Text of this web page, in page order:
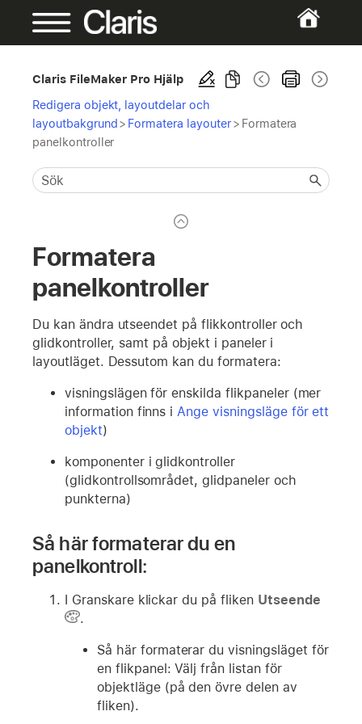
Claris FileMaker Pro Hjälp
Redigera objekt, layoutdelar och
layoutbakgrund> Formatera layouter> Formatera
panelkontroller
Formatera
panelkontroller
Du kan ändra utseendet på flikkontroller och
glidkontroller, samt på objekt i paneler i
layoutläget. Dessutom kan du formatera:
visningslägen för enskilda flikpaneler (mer
information finns iAnge visningsläge för ett
objekt)
komponenter i glidkontroller
(glidkontrollsområdet, glidpaneler och
punkterna)
Så här formaterar du en
panelkontroll:
I Granskare klickar du på fliken Utseende
.
Så här formaterar du visningsläget för
en flikpanel: Välj från listan för
objektläge (på den övre delen av
fliken).